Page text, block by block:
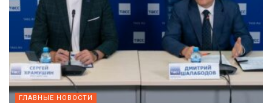
ГЛАВНЫЕ НОВОСТИ